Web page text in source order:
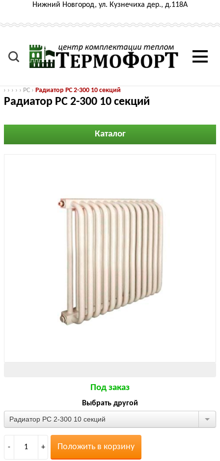
Нижний Новгород, ул. Кузнечиха дер., д.118А
› › › › › РС › Радиатор РС 2-300 10 секций
Радиатор РС 2-300 10 секций
Каталог
Под заказ
Выбрать другой
Радиатор РС 2-300 10 секций
- 1 + Положить в корзину